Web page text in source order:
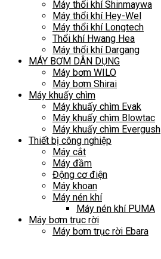
Máy thổi khí Shinmaywa
Máy thổi khí Hey-Wel
Máy thổi khí Longtech
Thổi khí Hwang Hea
Máy thổi khí Dargang
MÁY BƠM DÂN DỤNG
Máy bơm WILO
Máy bơm Shirai
Máy khuấy chìm
Máy khuấy chìm Evak
Máy khuấy chìm Blowtac
Máy khuấy chìm Evergush
Thiết bị công nghiệp
Máy cắt
Máy đầm
Động cơ điện
Máy khoan
Máy nén khí
Máy nén khí PUMA
Máy bơm trục rời
Máy bơm trục rời Ebara